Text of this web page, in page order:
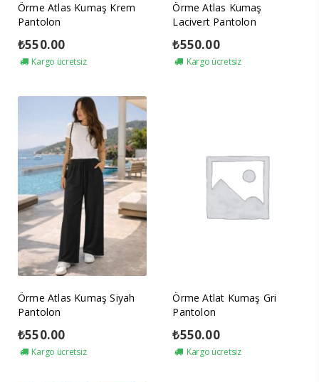
Örme Atlas Kumaş Krem
Pantolon
₺550.00
Kargo ücretsiz
Örme Atlas Kumaş
Lacivert Pantolon
₺550.00
Kargo ücretsiz
Örme Atlas Kumaş Siyah
Pantolon
₺550.00
Kargo ücretsiz
Örme Atlat Kumaş Gri
Pantolon
₺550.00
Kargo ücretsiz